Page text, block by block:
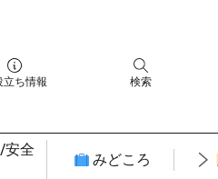
立ち情報 検索
安全
みどころ